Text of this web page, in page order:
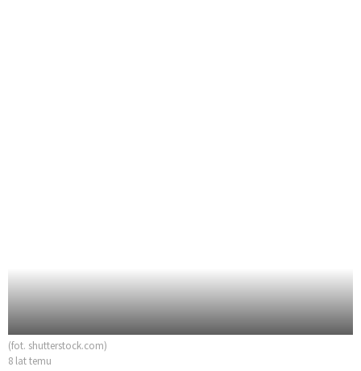
(fot. shutterstock.com)
8 lat temu